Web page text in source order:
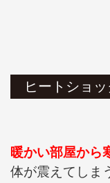
ヒートショ
暖かい部屋から
体が震えてしま